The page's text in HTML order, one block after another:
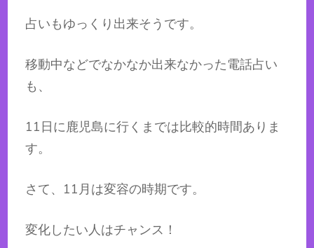
占いもゆっくり出来そうです。
移動中などでなかなか出来なかった電話占い
も、
11日に鹿児島に行くまでは比較的時間ありま
す。
さて、11月は変容の時期です。
変化したい人はチャンス！